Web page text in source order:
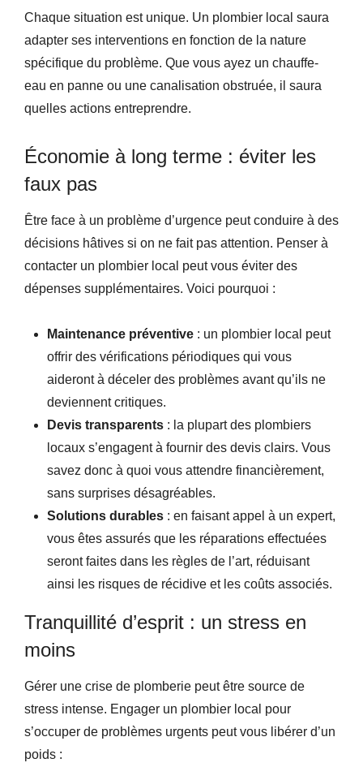
Chaque situation est unique. Un plombier local saura
adapter ses interventions en fonction de la nature
spécifique du problème. Que vous ayez un chauffe-
eau en panne ou une canalisation obstruée, il saura
quelles actions entreprendre.
Économie à long terme : éviter les
faux pas
Être face à un problème d’urgence peut conduire à des
décisions hâtives si on ne fait pas attention. Penser à
contacter un plombier local peut vous éviter des
dépenses supplémentaires. Voici pourquoi :
Maintenance préventive : un plombier local peut
offrir des vérifications périodiques qui vous
aideront à déceler des problèmes avant qu’ils ne
deviennent critiques.
Devis transparents : la plupart des plombiers
locaux s’engagent à fournir des devis clairs. Vous
savez donc à quoi vous attendre financièrement,
sans surprises désagréables.
Solutions durables : en faisant appel à un expert,
vous êtes assurés que les réparations effectuées
seront faites dans les règles de l’art, réduisant
ainsi les risques de récidive et les coûts associés.
Tranquillité d’esprit : un stress en
moins
Gérer une crise de plomberie peut être source de
stress intense. Engager un plombier local pour
s’occuper de problèmes urgents peut vous libérer d’un
poids :